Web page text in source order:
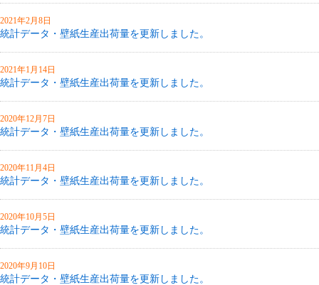
2021年2月8日
統計データ・壁紙生産出荷量を更新しました。
2021年1月14日
統計データ・壁紙生産出荷量を更新しました。
2020年12月7日
統計データ・壁紙生産出荷量を更新しました。
2020年11月4日
統計データ・壁紙生産出荷量を更新しました。
2020年10月5日
統計データ・壁紙生産出荷量を更新しました。
2020年9月10日
統計データ・壁紙生産出荷量を更新しました。